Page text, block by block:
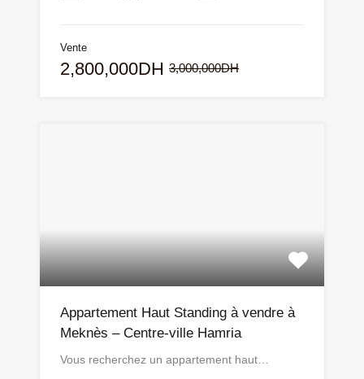
Vente
2,800,000DH 3,000,000DH
Appartement Haut Standing à vendre à
Meknès – Centre-ville Hamria
Vous recherchez un appartement haut…